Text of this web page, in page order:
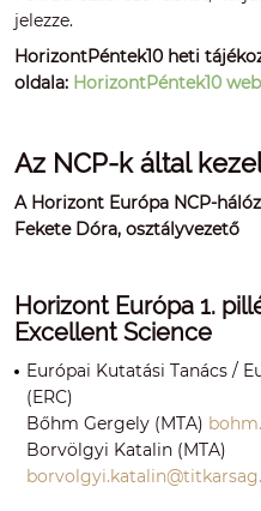
jelezze.
HorizontPéntek10 heti
oldala: HorizontPéntek10
Az NCP-k által
A Horizont Európa NCP-
Fekete Dóra, osztályvezető
Horizont Európa 1.
Excellent Science
Európai Kutatási Tanács /
(ERC)
Bőhm Gergely (MTA)
Borvölgyi Katalin (MTA)